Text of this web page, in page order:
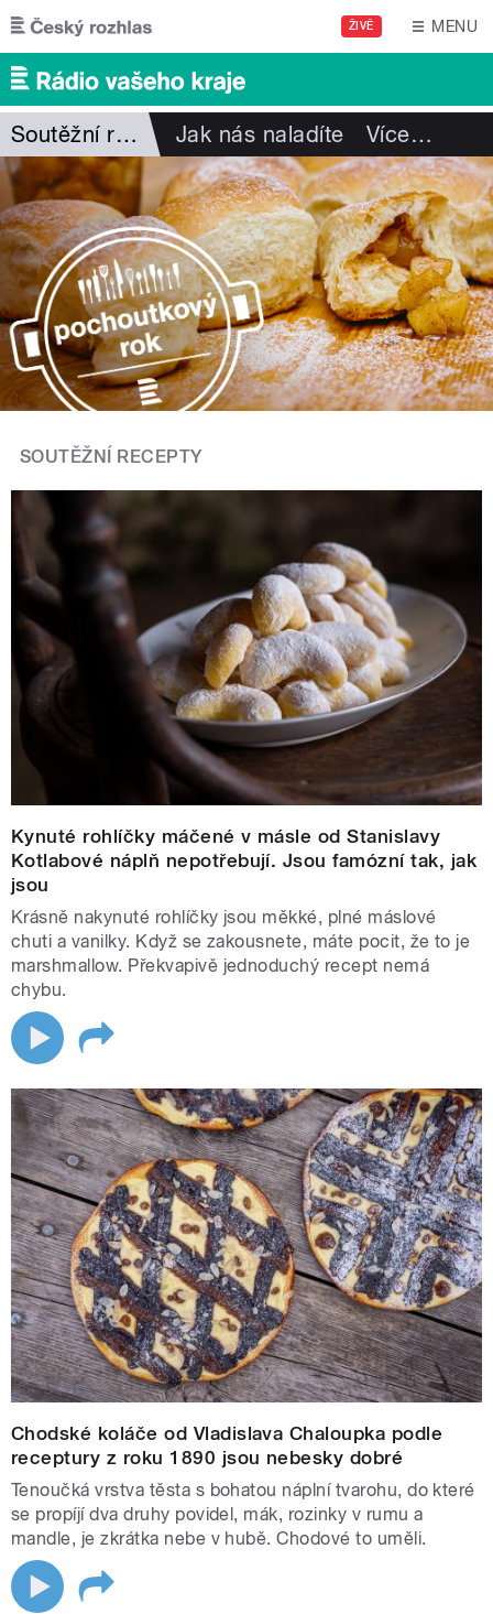
Přejít k hlavnímu obsahu
ŽIVĚ MENU
Soutěžní recepty Jak nás naladíte Více…
SOUTĚŽNÍ RECEPTY
Kynuté rohlíčky máčené v másle od Stanislavy
Kotlabové náplň nepotřebují. Jsou famózní tak, jak
jsou
Krásně nakynuté rohlíčky jsou měkké, plné máslové
chuti a vanilky. Když se zakousnete, máte pocit, že to je
marshmallow. Překvapivě jednoduchý recept nemá
chybu.
Chodské koláče od Vladislava Chaloupka podle
receptury z roku 1890 jsou nebesky dobré
Tenoučká vrstva těsta s bohatou náplní tvarohu, do které
se propíjí dva druhy povidel, mák, rozinky v rumu a
mandle, je zkrátka nebe v hubě. Chodové to uměli.